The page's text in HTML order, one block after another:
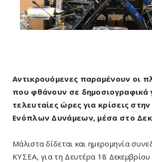
Αντικρουόμενες παραμένουν οι
που φθάνουν σε δημοσιογραφικά
τελευταίες ώρες για κρίσεις
Ενόπλων Δυνάμεων, μέσα στο
Μάλιστα δίδεται και ημερομηνία
ΚΥΣΕΑ, για τη Δευτέρα 18